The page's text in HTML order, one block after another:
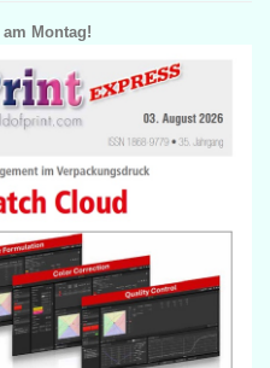
am Montag!